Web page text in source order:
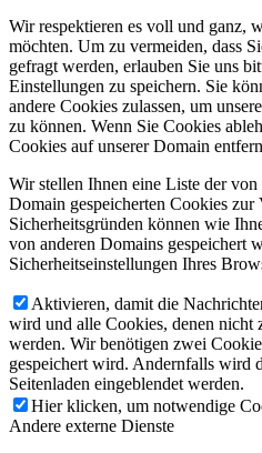
Wir respektieren es voll und ganz,
möchten. Um zu vermeiden, dass
gefragt werden, erlauben Sie uns
Einstellungen zu speichern. Sie
andere Cookies zulassen, um
zu können. Wenn Sie Cookies
Cookies auf unserer Domain
Wir stellen Ihnen eine Liste der
Domain gespeicherten Cookies zur
Sicherheitsgründen können wie
von anderen Domains gespeichert
Sicherheitseinstellungen Ihres
Aktivieren, damit die
wird und alle Cookies, denen nicht
werden. Wir benötigen zwei
gespeichert wird. Andernfalls wird
Seitenladen eingeblendet werden.
Hier klicken, um notwendige
Andere externe Dienste